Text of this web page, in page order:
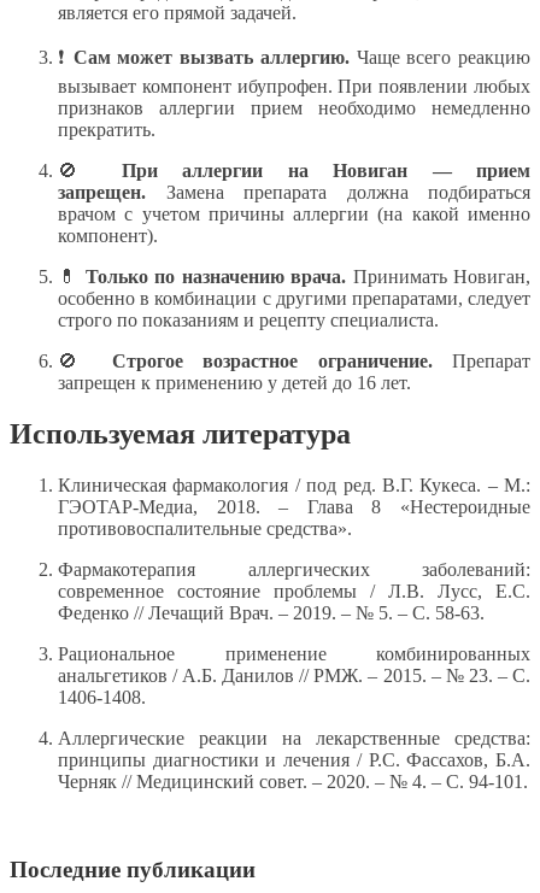
является его прямой задачей.
❗ Сам может вызвать аллергию.Чаще всего реакцию
вызывает компонент ибупрофен. При появлении любых
признаков аллергии прием необходимо немедленно
прекратить.
🚫 При аллергии на Новиган — прием
запрещен. Замена препарата должна подбираться
врачом с учетом причины аллергии (на какой именно
компонент).
💊 Только по назначению врача. Принимать Новиган,
особенно в комбинации с другими препаратами, следует
строго по показаниям и рецепту специалиста.
🚫 Строгое возрастное ограничение.Препарат
запрещен к применению у детей до 16 лет.
Используемая литература
Клиническая фармакология / под ред. В.Г. Кукеса. – М.:
ГЭОТАР-Медиа, 2018. – Глава 8 «Нестероидные
противовоспалительные средства».
Фармакотерапия аллергических заболеваний:
современное состояние проблемы / Л.В. Лусс, Е.С.
Феденко // Лечащий Врач. – 2019. – № 5. – С. 58-63.
Рациональное применение комбинированных
анальгетиков / А.Б. Данилов // РМЖ. – 2015. – № 23. – С.
1406-1408.
Аллергические реакции на лекарственные средства:
принципы диагностики и лечения / Р.С. Фассахов, Б.А.
Черняк // Медицинский совет. – 2020. – № 4. – С. 94-101.
Последние публикации